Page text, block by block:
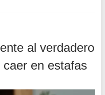
al verdadero
en estafas